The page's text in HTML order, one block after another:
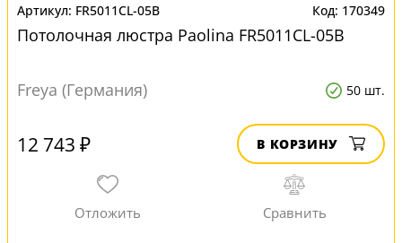
FR5011CL-05B 170349
Потолочная люстра Paolina FR5011CL-05B
Freya (Германия) 50 шт.
12 743 ₽ В КОРЗИНУ